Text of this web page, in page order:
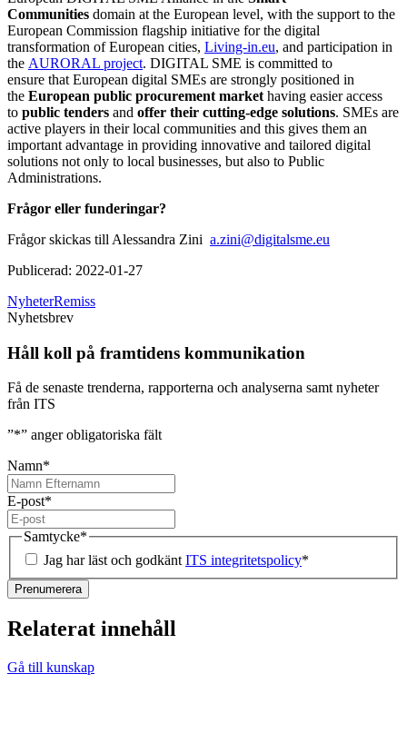
Communities domain at the European level, with the support to the
European Commission flagship initiative for the digital
transformation of European cities, Living-in.eu, and participation in
the AURORAL project. DIGITAL SME is committed to
ensure that European digital SMEs are strongly positioned in
the European public procurement market having easier access
to public tenders and offer their cutting-edge solutions. SMEs are
active players in their local communities and this gives them an
important advantage in providing innovative and tailored digital
solutions not only to local businesses, but also to Public
Administrations.
Frågor eller funderingar?
Frågor skickas till Alessandra Zini a.zini@digitalsme.eu
Publicerad: 2022-01-27
NyheterRemiss
Nyhetsbrev
Håll koll på framtidens kommunikation
Få de senaste trenderna, rapporterna och analyserna samt nyheter
från ITS
”*” anger obligatoriska fält
Namn*
E-post*
Samtycke*
Jag har läst och godkänt ITS integritetspolicy*
Relaterat innehåll
Gå till kunskap